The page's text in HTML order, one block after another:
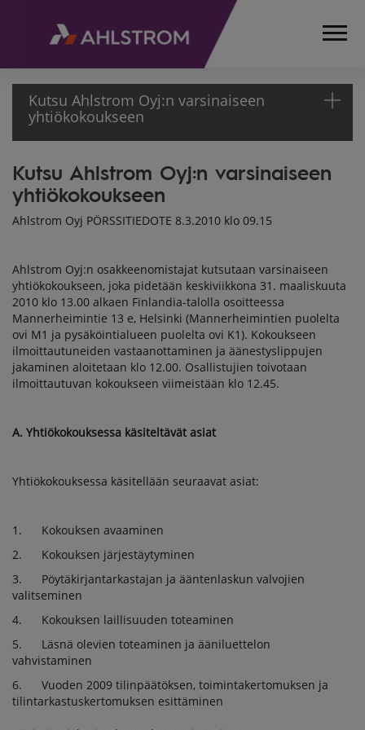
Kutsu Ahlstrom Oyj:n varsinaiseen
yhtiökokoukseen
ETUSIVU
MEDIA
PÖRSSITIEDOTTEET
KUTSU AHLSTROM
OYJ:N
VARSINAISEEN
YHTIÖKOKOUKSEEN
Kutsu Ahlstrom Oyj:n varsinaiseen
yhtiökokoukseen
Ahlstrom Oyj PÖRSSITIEDOTE 8.3.2010 klo 09.15
Ahlstrom Oyj:n osakkeenomistajat kutsutaan varsinaiseen
yhtiökokoukseen, joka pidetään keskiviikkona 31. maaliskuuta
2010 klo 13.00 alkaen Finlandia-talolla osoitteessa
Mannerheimintie 13 e, Helsinki (Mannerheimintien puolelta
ovi M1 ja pysäköintialueen puolelta ovi K1). Kokoukseen
ilmoittautuneiden vastaanottaminen ja äänestyslippujen
jakaminen aloitetaan klo 12.00. Osallistujien toivotaan
ilmoittautuvan kokoukseen viimeistään klo 12.45.
A. Yhtiökokouksessa käsiteltävät asiat
Yhtiökokouksessa käsitellään seuraavat asiat:
1. Kokouksen avaaminen
2. Kokouksen järjestäytyminen
3. Pöytäkirjantarkastajan ja ääntenlaskun valvojien
valitseminen
4. Kokouksen laillisuuden toteaminen
5. Läsnä olevien toteaminen ja ääniluettelon
vahvistaminen
6. Vuoden 2009 tilinpäätöksen, toimintakertomuksen ja
tilintarkastuskertomuksen esittäminen